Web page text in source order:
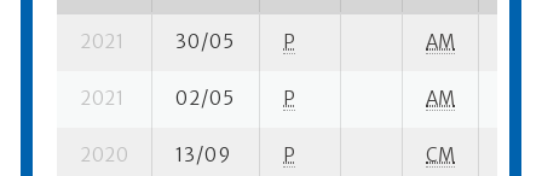
2021 30/05 P AM
2021 02/05 P AM
2020 13/09 P CM